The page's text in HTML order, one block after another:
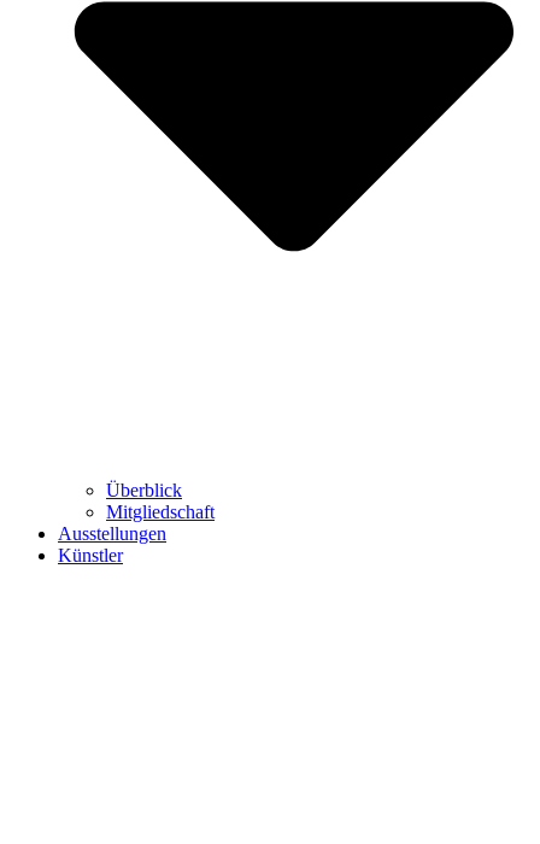
Überblick
Mitgliedschaft
Ausstellungen
Künstler